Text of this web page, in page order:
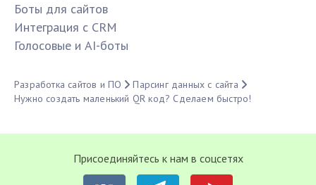
Боты для сайтов
Интеграция с CRM
Голосовые и AI-боты
Разработка сайтов и ПО
Парсинг данных с сайта
Нужно создать маленький QR код? Сделаем быстро!
Присоединяйтесь к нам в соцсетях